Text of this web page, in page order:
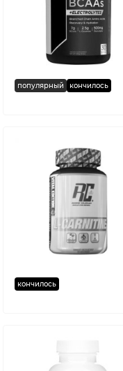
популярный кончилось
кончилось